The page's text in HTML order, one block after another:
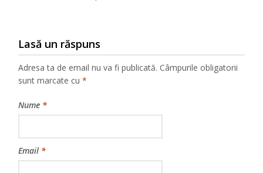
Lasă un răspuns
Adresa ta de email nu va fi publicată. Câmpurile obligatorii
sunt marcate cu*
Nume *
Email *